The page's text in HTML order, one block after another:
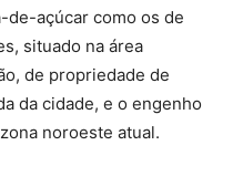
de-açúcar como os de
situado na área
de propriedade de
da cidade, e o engenho
noroeste atual.